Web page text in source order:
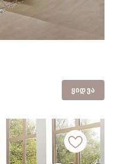
ᲧᲘᲓᲕᲐ